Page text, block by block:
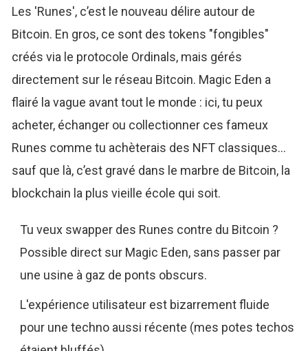
Les 'Runes', c’est le nouveau délire autour de
Bitcoin. En gros, ce sont des tokens "fongibles"
créés via le protocole Ordinals, mais gérés
directement sur le réseau Bitcoin. Magic Eden a
flairé la vague avant tout le monde : ici, tu peux
acheter, échanger ou collectionner ces fameux
Runes comme tu achèterais des NFT classiques…
sauf que là, c’est gravé dans le marbre de Bitcoin, la
blockchain la plus vieille école qui soit.
Tu veux swapper des Runes contre du Bitcoin ?
Possible direct sur Magic Eden, sans passer par
une usine à gaz de ponts obscurs.
L'expérience utilisateur est bizarrement fluide
pour une techno aussi récente (mes potes techos